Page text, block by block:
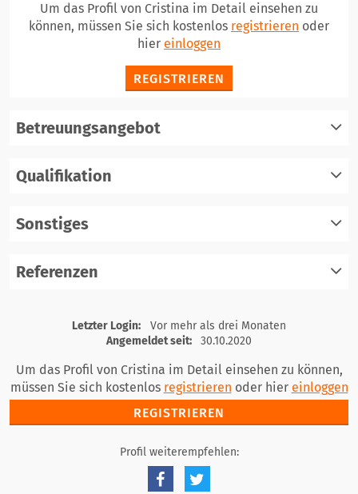
Um das Profil von Cristina im Detail einsehen zu
können, müssen Sie sich kostenlos registrieren oder
hier einloggen
REGISTRIEREN
Betreuungsangebot
Qualifikation
Sonstiges
Referenzen
registrieren
einloggen
Letzter Login:
Vor mehr als drei Monaten
Angemeldet seit:
30.10.2020
Um das Profil von Cristina im Detail einsehen zu können,
müssen Sie sich kostenlos registrieren oder hier einloggen
REGISTRIEREN
Profil weiterempfehlen: